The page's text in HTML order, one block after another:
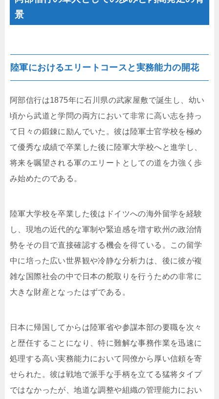
景
陸軍におけるエリートコースと実務能力の開花
阿部信行は1875年に石川県の武家屋敷で誕生し、幼い
頃から武道と学問の両方において非常に高い志を持っ
て日々の鍛錬に励んでいた。彼は陸軍士官学校を極め
て優秀な成績で卒業した後に陸軍大学校へと進学し、
将来を嘱望される軍のエリートとしての道を力強く歩
み始めたのである。
陸軍大学校を卒業した後はドイツへの海外留学を経験
し、現地の近代的な軍制や緊迫感を増す欧州の政治情
勢をその目で直接確認する機会を得ている。この留学
中に培った広い世界観や冷静な分析力は、後に彼が複
雑な国際社会の中で日本の舵取りを行うための非常に
大きな財産となったはずである。
日本に帰国してからは陸軍省や参謀本部の要職を次々
と歴任することになり、特に難解な事務作業を迅速に
処理する高い実務能力において同僚から厚い信頼を寄
せられた。彼は戦地で派手な手柄を立てる猛将タイプ
ではなかったが、地道な調整や組織の管理能力におい